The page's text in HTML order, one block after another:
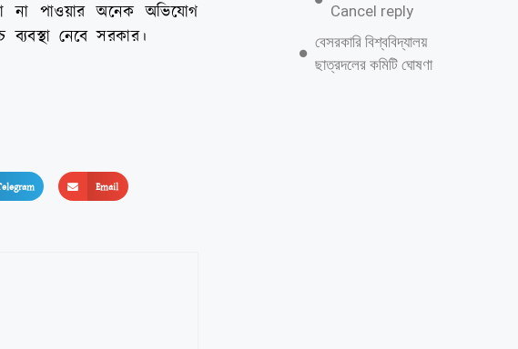
না পাওয়ার অনেক অভিযোগ
নেবে সরকার।
Email
Cancel reply
বেসরকারি বিশ্ববিদ্যালয়
ছাত্রদলের কমিটি ঘোষণা